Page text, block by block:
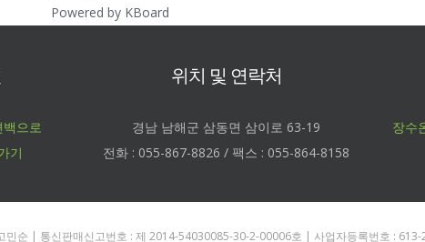
Powered by KBoard
으로
기
위치 및 연락처
경남 남해군 삼동면 삼이로 63-19
전화 : 055-867-8826 / 팩스 : 055-864-8158
장수
민순 | 통신판매신고번호 : 제 2014-54030085-30-2-00006호 | 사업자등록번호 :